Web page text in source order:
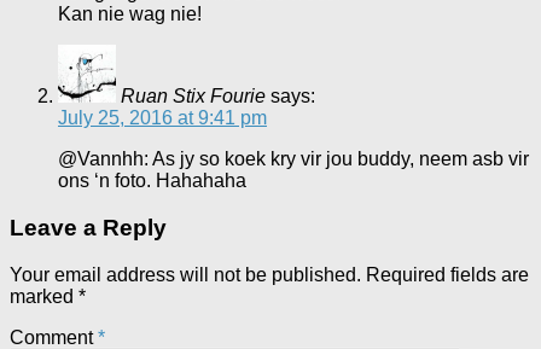
Kan nie wag nie!
Ruan Stix Fourie says:
July 25, 2016 at 9:41 pm
@Vannhh: As jy so koek kry vir jou buddy, neem asb vir
ons ‘n foto. Hahahaha
Leave a Reply
Your email address will not be published. Required fields are
marked *
Comment*